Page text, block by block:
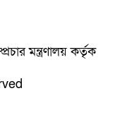
মন্ত্রণালয় কর্তৃক